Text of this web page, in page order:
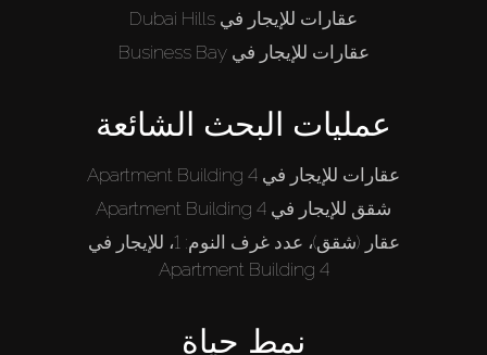
عقارات للإيجار في Dubai Hills
عقارات للإيجار في Business Bay
عمليات البحث الشائعة
عقارات للإيجار في Apartment Building 4
شقق للإيجار في Apartment Building 4
عقار (شقق)، عدد غرف النوم: 1، للإيجار في
Apartment Building 4
نمط حياة